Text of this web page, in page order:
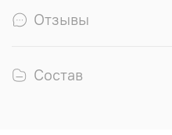
Отзывы
Состав